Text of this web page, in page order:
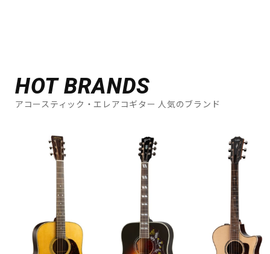
HOT BRANDS
アコースティック・エレアコギター 人気のブランド